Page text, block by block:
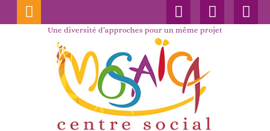
Une diversité d’approches pour un même projet